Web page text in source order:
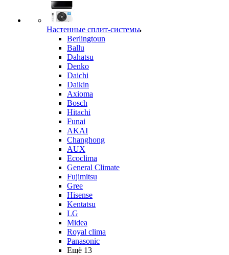
Настенные сплит-системы
Berlingtoun
Ballu
Dahatsu
Denko
Daichi
Daikin
Axioma
Bosch
Hitachi
Funai
AKAI
Changhong
AUX
Ecoclima
General Climate
Fujimitsu
Gree
Hisense
Kentatsu
LG
Midea
Royal clima
Panasonic
Ещё 13